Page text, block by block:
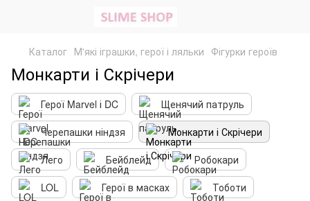
Каталог М'які іграшки, герої і ляльки Фігурки героїв
Монкарти і Скрічери
Герої Marvel і DC
Щенячий патруль
Черепашки ніндзя
Монкарти і Скрічери
Лего
Бейблейд
Робокари
LOL
Герої в масках
Тоботи